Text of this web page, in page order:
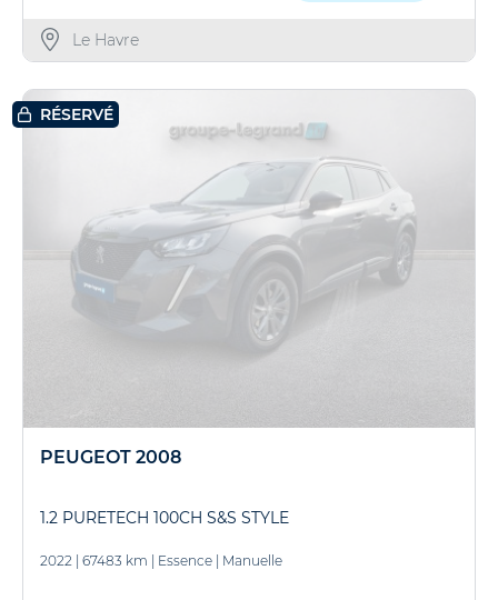
Le Havre
RÉSERVÉ
PEUGEOT 2008
1.2 PURETECH 100CH S&S STYLE
2022 67483 km Essence Manuelle